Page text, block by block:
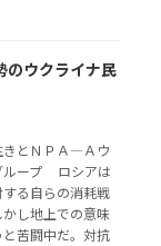
ウクライナ民
きとＮＰＡ―Ａウ
ループ ロシアは
る自らの消耗戦
し地上での意味
苦闘中だ。対抗